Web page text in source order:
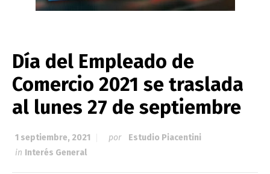
Día del Empleado de
Comercio 2021 se traslada
al lunes 27 de septiembre
1 septiembre, 2021 por
Estudio Piacentini
in Interés General